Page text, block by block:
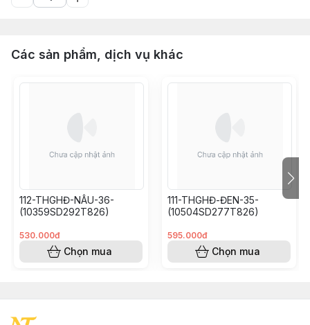
Các sản phẩm, dịch vụ khác
112-THGHĐ-NÂU-36-
(10359SD292T826)
530.000đ
Chọn mua
111-THGHĐ-ĐEN-35-
(10504SD277T826)
595.000đ
Chọn mua